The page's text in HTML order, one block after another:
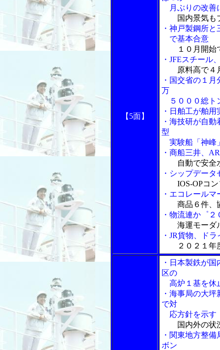
【5面】
月ぶりの改善
国内景気も
・神戸製鋼所
で基本合意
１０月開始
・JFEスチール
原料高で４
・国交省の１
万
５０００総ト
・日舶工が舶
・海技研が自
型
実験船「神峰
・商船三井、
自動で安全
・シップデー
IOS-OPコ
・エコレール
商品６件、
・物流連か゜
海運モーダ
・JR貨物、ド
２０２１年
・日本製鉄が
区の
高炉１基を休
・海事局の大
で対
応方針を示す
国内外の状
・関東地方整
ボン